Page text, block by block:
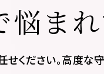
悩ま
ください。高度な